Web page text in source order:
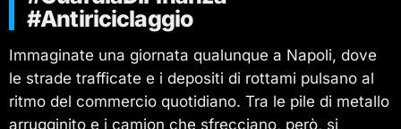
#Antiriciclaggio
Immaginate una giornata qualunque a Napoli, dove
le strade trafficate e i depositi di rottami pulsano al
ritmo del commercio quotidiano. Tra le pile di metallo
arrugginito e i camion che sfrecciano, però, si